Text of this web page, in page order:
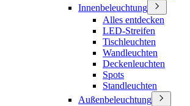
Innenbeleuchtung
Alles entdecken
LED-Streifen
Tischleuchten
Wandleuchten
Deckenleuchten
Spots
Standleuchten
Außenbeleuchtung